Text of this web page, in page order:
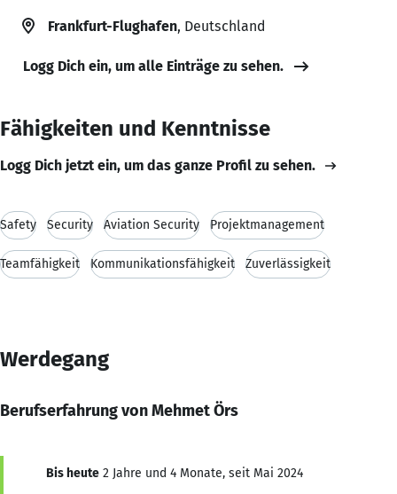
Frankfurt-Flughafen, Deutschland
Logg Dich ein, um alle Einträge zu sehen.
Fähigkeiten und Kenntnisse
Logg Dich jetzt ein, um das ganze Profil zu sehen.
Safety Security Aviation Security Projektmanagement
Teamfähigkeit Kommunikationsfähigkeit Zuverlässigkeit
Werdegang
Berufserfahrung von Mehmet Örs
Bis heute 2 Jahre und 4 Monate, seit Mai 2024